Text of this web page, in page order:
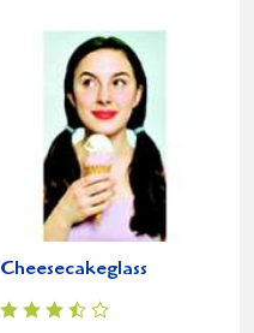
Cheesecakeglass